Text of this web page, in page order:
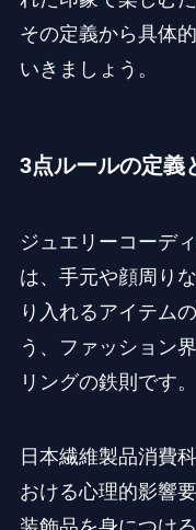
その定義から具体
いきましょう。
3点ルールの定義
ジュエリーコーデ
は、手元や顔周り
り入れるアイテム
う、ファッション
リングの鉄則です。
日本繊維製品消費
おける心理的影響